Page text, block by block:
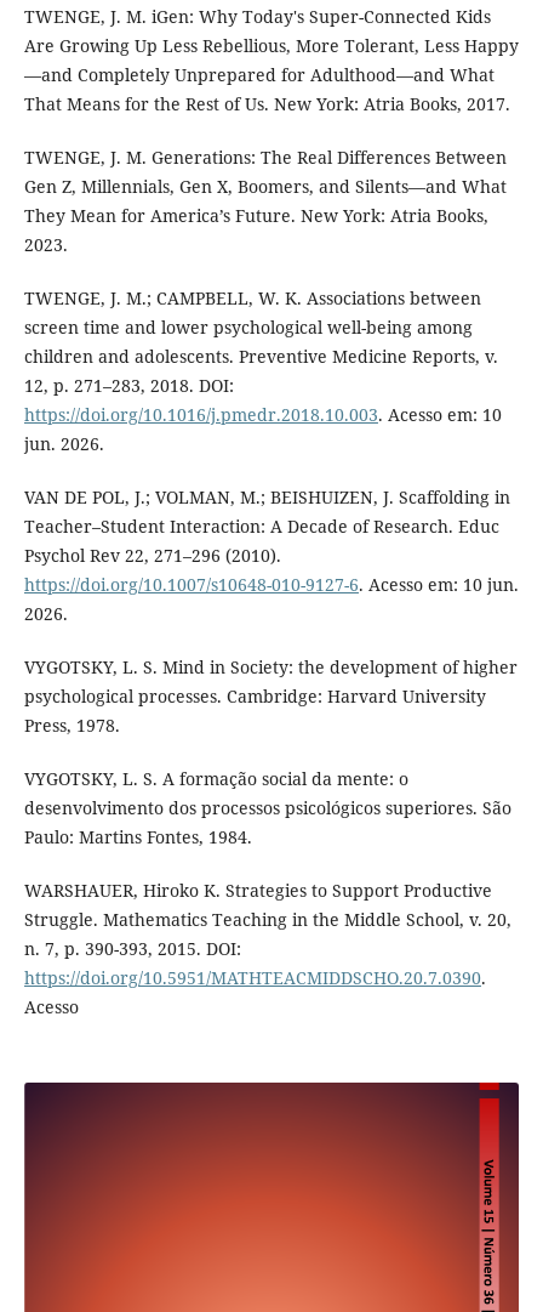
TWENGE, J. M. iGen: Why Today's Super-Connected Kids
Are Growing Up Less Rebellious, More Tolerant, Less Happy
—and Completely Unprepared for Adulthood—and What
That Means for the Rest of Us. New York: Atria Books, 2017.
TWENGE, J. M. Generations: The Real Differences Between
Gen Z, Millennials, Gen X, Boomers, and Silents—and What
They Mean for America’s Future. New York: Atria Books,
2023.
TWENGE, J. M.; CAMPBELL, W. K. Associations between
screen time and lower psychological well-being among
children and adolescents. Preventive Medicine Reports, v.
12, p. 271–283, 2018. DOI:
https://doi.org/10.1016/j.pmedr.2018.10.003. Acesso em: 10
jun. 2026.
VAN DE POL, J.; VOLMAN, M.; BEISHUIZEN, J. Scaffolding in
Teacher–Student Interaction: A Decade of Research. Educ
Psychol Rev 22, 271–296 (2010).
https://doi.org/10.1007/s10648-010-9127-6. Acesso em: 10 jun.
2026.
VYGOTSKY, L. S. Mind in Society: the development of higher
psychological processes. Cambridge: Harvard University
Press, 1978.
VYGOTSKY, L. S. A formação social da mente: o
desenvolvimento dos processos psicológicos superiores. São
Paulo: Martins Fontes, 1984.
WARSHAUER, Hiroko K. Strategies to Support Productive
Struggle. Mathematics Teaching in the Middle School, v. 20,
n. 7, p. 390-393, 2015. DOI:
https://doi.org/10.5951/MATHTEACMIDDSCHO.20.7.0390.
Acesso